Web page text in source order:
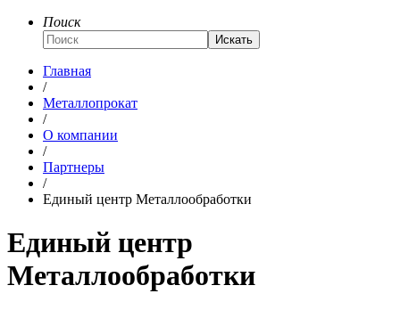
Поиск
Искать
Главная
/
Металлопрокат
/
О компании
/
Партнеры
/
Единый центр Металлообработки
Единый центр
Металлообработки